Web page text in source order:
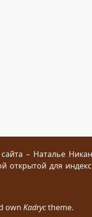
– Наталье
открытой для
own Kadryctheme.